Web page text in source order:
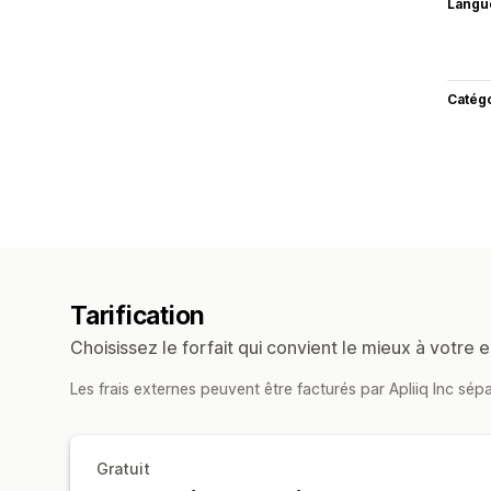
Tarification
Choisissez le forfait qui convient le mieux à votre
Les frais externes peuvent être facturés par Apliiq Inc
Gratuit